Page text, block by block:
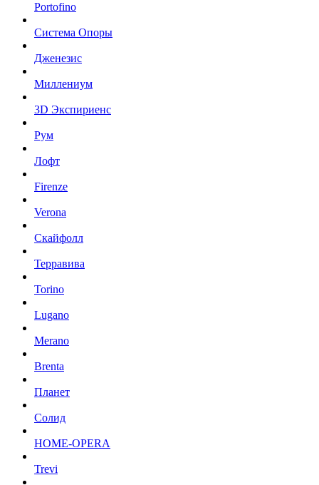
Portofino
Система Опоры
Дженезис
Миллениум
3D Экспириенс
Рум
Лофт
Firenze
Verona
Скайфолл
Терравива
Torino
Lugano
Merano
Brenta
Планет
Солид
HOME-OPERA
Trevi